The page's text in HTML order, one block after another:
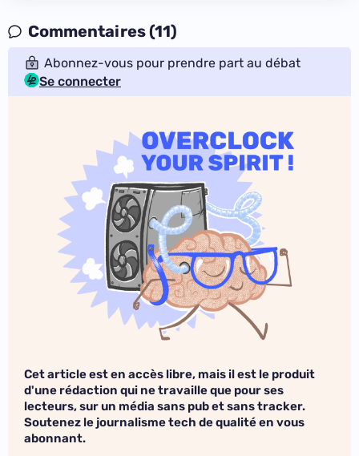
Commentaires (11)
Abonnez-vous pour prendre part au débat
Se connecter
Cet article est en accès libre, mais il est le produit
d'une rédaction qui ne travaille que pour ses
lecteurs, sur un média sans pub et sans tracker.
Soutenez le journalisme tech de qualité en vous
abonnant.